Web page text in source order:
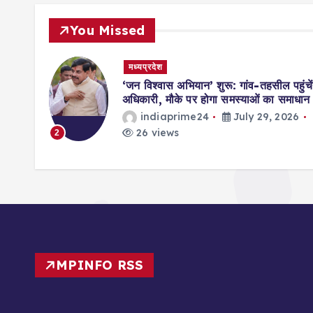
You Missed
2
मध्यप्रदेश
‘जन विश्वास अभियान’ शुरू: गांव-तहसील
अधिकारी, मौके पर होगा समस्याओं का समाधान
indiaprime24
July 29, 2026
26 views
MPINFO RSS